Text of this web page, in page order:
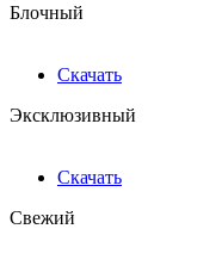
Блочный
Скачать
Эксклюзивный
Скачать
Свежий